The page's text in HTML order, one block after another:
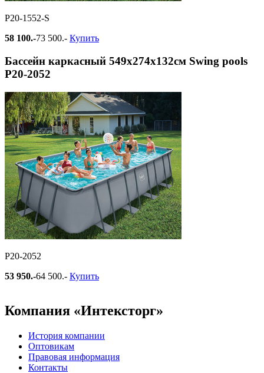
Р20-1552-S
58 100.-73 500.- Купить
Бассейн каркасный 549х274х132см Swing pools
Р20-2052
Р20-2052
53 950.-64 500.- Купить
Компания «Интексторг»
История компании
Оптовикам
Правовая информация
Контакты